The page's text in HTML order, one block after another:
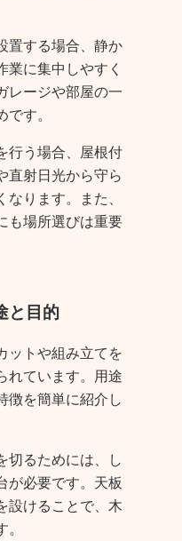
置する場合、静か
業に集中しやすく
レージや部屋の一
す。
行う場合、屋根付
直射日光から守ら
ります。また、
も場所選びは重要
と目的
ットや組み立てを
れています。用途
徴を簡単に紹介し
切るためには、し
が必要です。天板
設けることで、木